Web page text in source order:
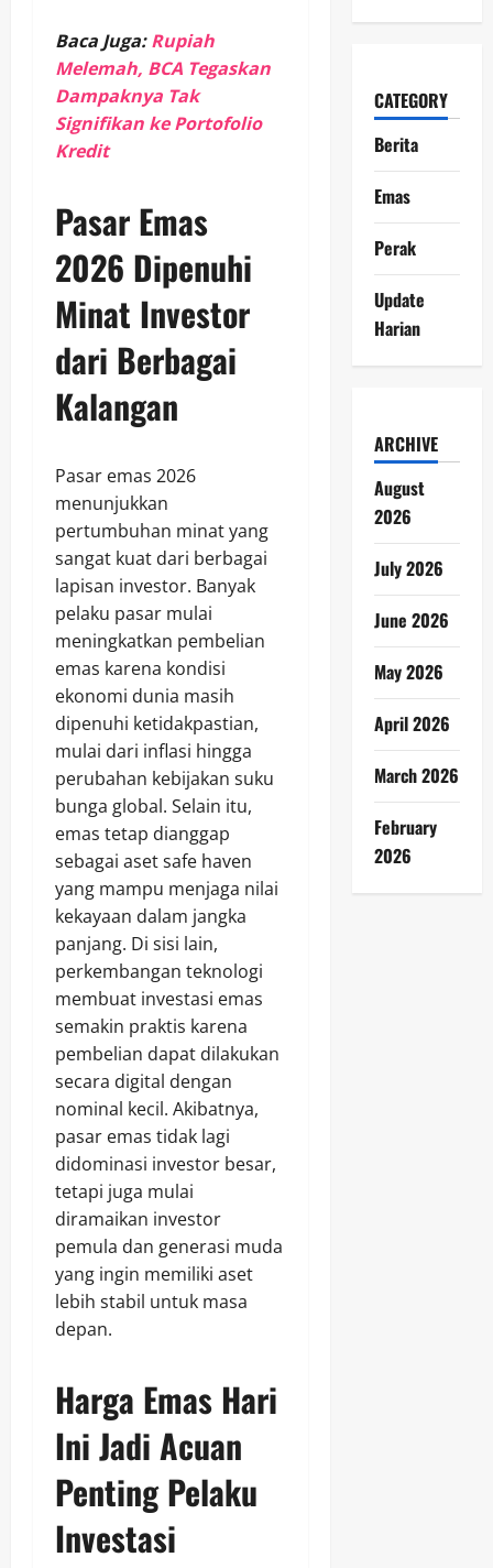
Baca Juga:Rupiah
Melemah, BCA Tegaskan
Dampaknya Tak
Signifikan ke Portofolio
Kredit
Pasar Emas
2026 Dipenuhi
Minat Investor
dari Berbagai
Kalangan
Pasar emas 2026
menunjukkan
pertumbuhan minat yang
sangat kuat dari berbagai
lapisan investor. Banyak
pelaku pasar mulai
meningkatkan pembelian
emas karena kondisi
ekonomi dunia masih
dipenuhi ketidakpastian,
mulai dari inflasi hingga
perubahan kebijakan suku
bunga global. Selain itu,
emas tetap dianggap
sebagai aset safe haven
yang mampu menjaga nilai
kekayaan dalam jangka
panjang. Di sisi lain,
perkembangan teknologi
membuat investasi emas
semakin praktis karena
pembelian dapat dilakukan
secara digital dengan
nominal kecil. Akibatnya,
pasar emas tidak lagi
didominasi investor besar,
tetapi juga mulai
diramaikan investor
pemula dan generasi muda
yang ingin memiliki aset
lebih stabil untuk masa
depan.
Harga Emas Hari
Ini Jadi Acuan
Penting Pelaku
Investasi
CATEGORY
Berita
Emas
Perak
Update
Harian
ARCHIVE
August
2026
July 2026
June 2026
May 2026
April 2026
March 2026
February
2026